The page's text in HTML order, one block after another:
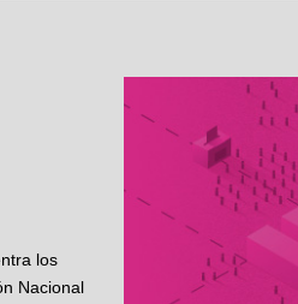
los
Nacional